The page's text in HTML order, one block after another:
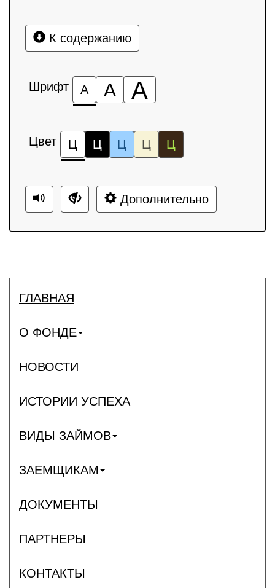
К содержанию
Шрифт А А А
Цвет Ц Ц Ц Ц Ц
Дополнительно
ГЛАВНАЯ
О ФОНДЕ
НОВОСТИ
ИСТОРИИ УСПЕХА
ВИДЫ ЗАЙМОВ
ЗАЕМЩИКАМ
ДОКУМЕНТЫ
ПАРТНЕРЫ
КОНТАКТЫ